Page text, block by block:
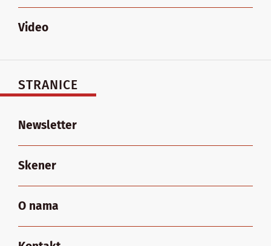
Video
STRANICE
Newsletter
Skener
O nama